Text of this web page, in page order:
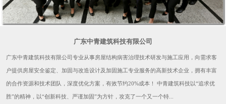
广东中青建筑科技有限公司
广东中青建筑科技有限公司专业从事房屋结构病害治理技术研发与施工应用，向需求客
户提供房屋安全鉴定、加固与改造设计及加固施工专业服务的高新技术企业，拥有丰富
的合作资源和技术团队，深度优化方案，有效节约20%成本！ 中青建筑科技以“追求优
胜”的精神，以“创新科技、严谨加固”为方针，攻克了一个又一个特...